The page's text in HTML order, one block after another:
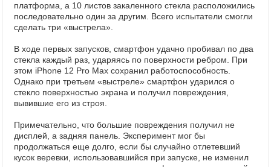
платформа, а 10 листов закаленного стекла расположились
последовательно один за другим. Всего испытатели смогли
сделать три «выстрела».
В ходе первых запусков, смартфон удачно пробивал по два
стекла каждый раз, ударяясь по поверхности ребром. При
этом iPhone 12 Pro Max сохранил работоспособность.
Однако при третьем «выстреле» смартфон ударился о
стекло поверхностью экрана и получил повреждения,
вывившие его из строя.
Примечательно, что большие повреждения получил не
дисплей, а задняя панель. Эксперимент мог бы
продолжаться еще долго, если бы случайно отлетевший
кусок веревки, использовавшийся при запуске, не изменил